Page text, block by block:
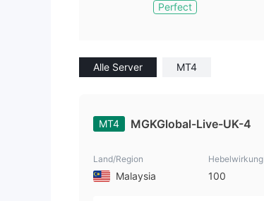
Perfect
Alle Server MT4
MT4 MGKGlobal-Live-UK-4
Land/Region
Malaysia
Hebelwirkung
100